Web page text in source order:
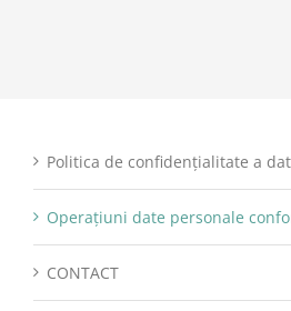
Politica de confidențialitate a
Operațiuni date personale
CONTACT